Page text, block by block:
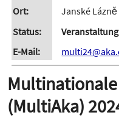
Ort
Janské Lázně
Status
E-Mail
(MultiAka)